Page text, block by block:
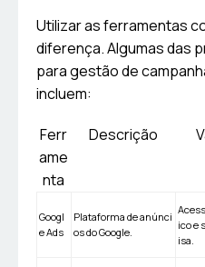
Utilizar as ferramentas
diferença. Algumas das
para gestão de
incluem:
Ferr
ame
nta
Descrição
Googl
e Ads
Plataforma de anúnci
os do Google.
ico e
isa.